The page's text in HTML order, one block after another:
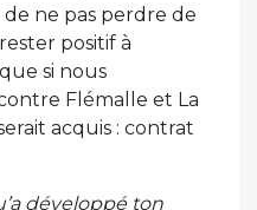
ne pas perdre de
positif à
que si nous
Flémalle et La
acquis : contrat
développé ton